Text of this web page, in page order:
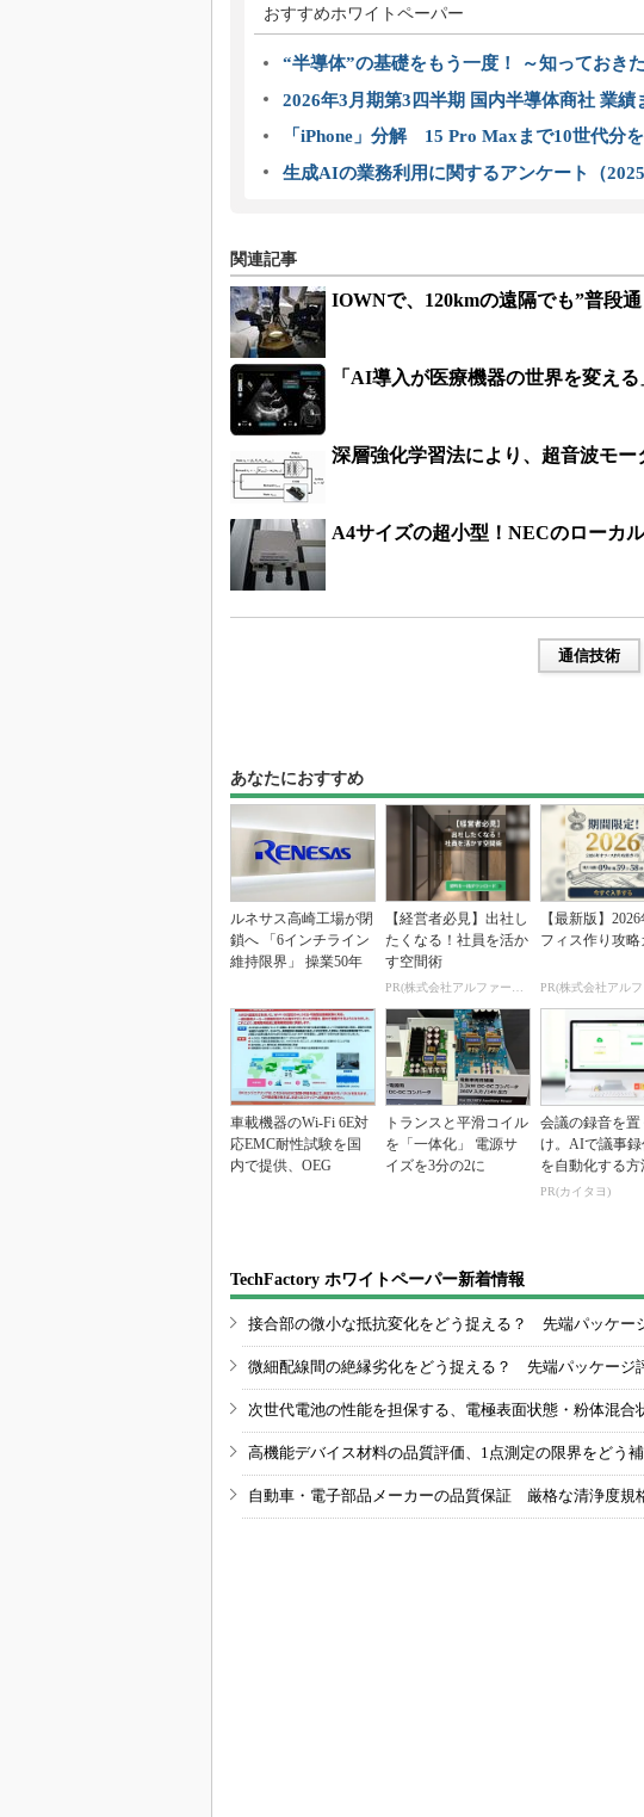
おすすめホワイトペーパー
“半導体”の基礎をもう一度！ ～知っておき
2026年3月期第3四半期 国内半導体商社 業績
「iPhone」分解 15 Pro Maxまで10世代分
生成AIの業務利用に関するアンケート（
関連記事
IOWNで、120kmの遠隔でも”普段
「AI導入が医療機器の世界を変え
深層強化学習法により、超音波モー
A4サイズの超小型！NECのローカ
通信技術
あなたにおすすめ
ルネサス高崎工場が閉
鎖へ 「6インチライン
維持限界」 操業50年
【経営者必見】出社し
たくなる！社員を活か
す空間術
PR(株式会社アルファーテクノ)
【最新版】
フィス作り攻略
車載機器のWi-Fi 6E対
応EMC耐性試験を国
内で提供、OEG
トランスと平滑コイル
を「一体化」 電源サ
イズを3分の2に
会議の録音を置
け。AIで議事
を自動化する方
PR(カイタヨ)
TechFactory ホワイトペーパー新着情報
接合部の微小な抵抗変化をどう捉える？ 先端パッケー
微細配線間の絶縁劣化をどう捉える？ 先端パッケージ
次世代電池の性能を担保する、電極表面状態・粉体混合
高機能デバイス材料の品質評価、1点測定の限界をどう補
自動車・電子部品メーカーの品質保証 厳格な清浄度規